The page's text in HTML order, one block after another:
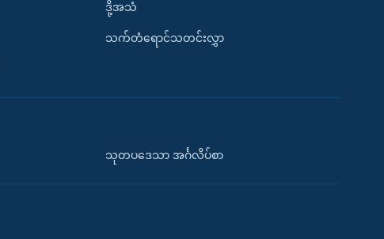
ဒို့အသံ
သက်တံရောင်သတင်းလွှာ
သုတပဒေသာ အင်္ဂလိပ်စာ